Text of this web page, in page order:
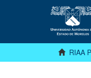
RIAA